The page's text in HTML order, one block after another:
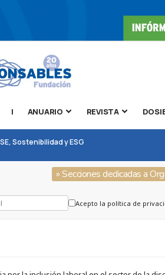
| ANUARIO REVISTA
Sostenibilidad y ESG
» Secciones dedicadas a
Acepto la política de